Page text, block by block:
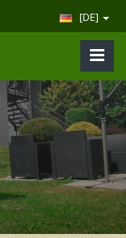
[DE]